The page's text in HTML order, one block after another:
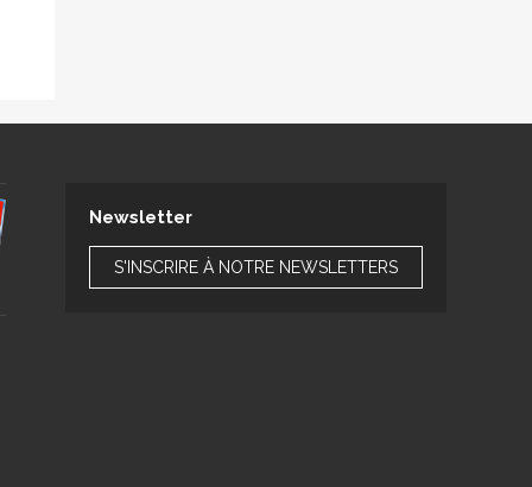
Newsletter
S'INSCRIRE À NOTRE NEWSLETTERS